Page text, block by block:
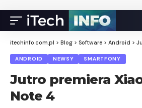
itechinfo.com.pl > Blog > Software > Android >
ANDROID NEWSY SMARTFONY
Jutro premiera
Note 4